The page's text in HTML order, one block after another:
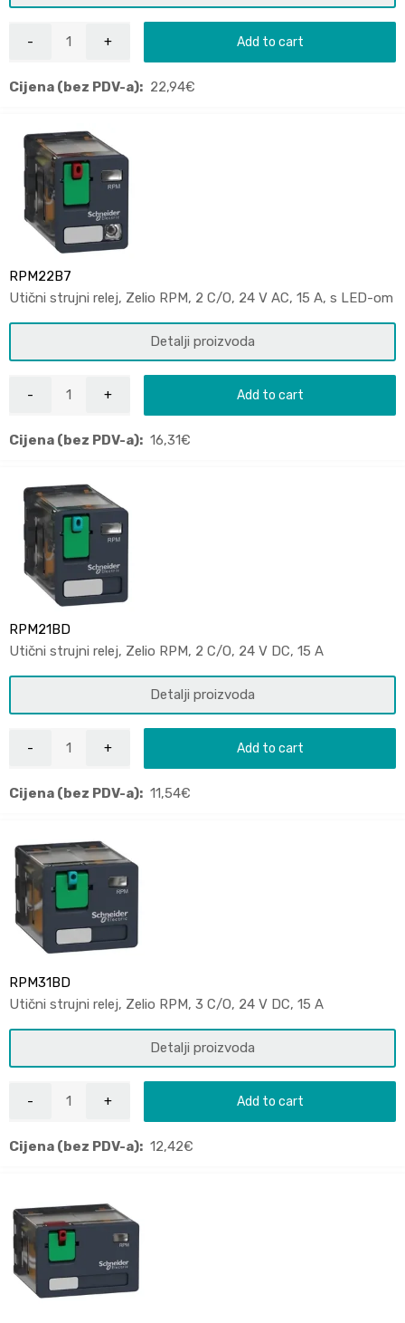
Add to cart
Cijena (bez PDV-a): 22,94€
RPM22B7
Utični strujni relej, Zelio RPM, 2 C/O, 24 V AC, 15 A, s LED-om
Detalji proizvoda
Add to cart
Cijena (bez PDV-a): 16,31€
RPM21BD
Utični strujni relej, Zelio RPM, 2 C/O, 24 V DC, 15 A
Detalji proizvoda
Add to cart
Cijena (bez PDV-a): 11,54€
RPM31BD
Utični strujni relej, Zelio RPM, 3 C/O, 24 V DC, 15 A
Detalji proizvoda
Add to cart
Cijena (bez PDV-a): 12,42€